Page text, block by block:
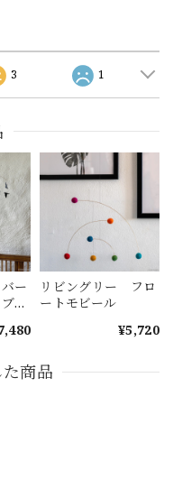
3 1
ー
ラ
リビングリー フロ
ートモビール
¥5,720
商品